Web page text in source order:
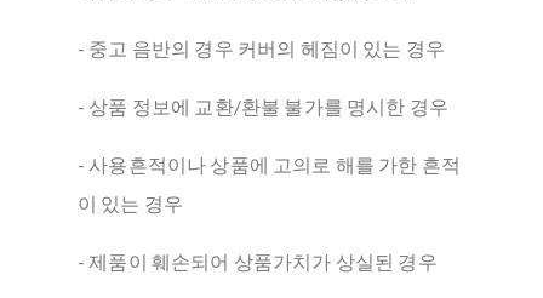
- 중고 음반의 경우 커버의 헤짐이 있는 경우
- 상품 정보에 교환/환불 불가를 명시한 경우
- 사용흔적이나 상품에 고의로 해를 가한 흔적
이 있는 경우
- 제품이 훼손되어 상품가치가 상실된 경우